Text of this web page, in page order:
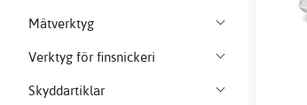
Mätverktyg
Verktyg för finsnickeri
Skyddartiklar